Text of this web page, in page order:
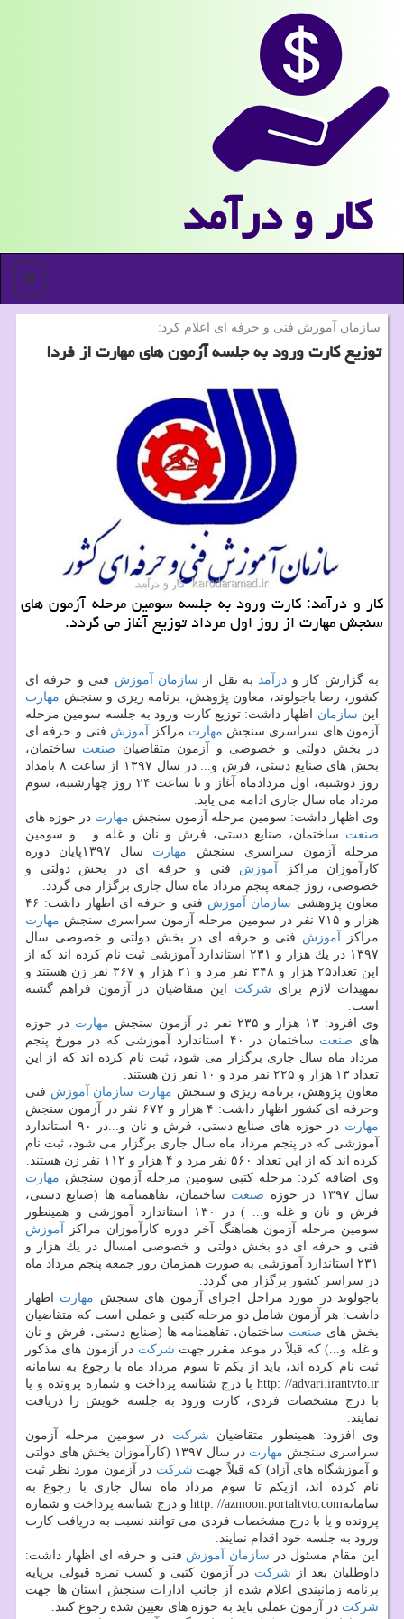
كار و درآمد
منو
سازمان آموزش فنی و حرفه ای اعلام كرد:
توزیع كارت ورود به جلسه آزمون های مهارت از فردا
كار و درآمد: كارت ورود به جلسه سومین مرحله آزمون های
سنجش مهارت از روز اول مرداد توزیع آغاز می گردد.
به گزارش كار و درآمدبه نقل از سازمان آموزش فنی و حرفه ای
كشور، رضا باجولوند، معاون پژوهش، برنامه ریزی و سنجش مهارت
این سازمان اظهار داشت: توزیع كارت ورود به جلسه سومین مرحله
آزمون های سراسری سنجش مهارت مراكز آموزش فنی و حرفه ای
در بخش دولتی و خصوصی و آزمون متقاضیان صنعت ساختمان،
بخش های صنایع دستی، فرش و... در سال ۱۳۹۷ از ساعت ۸ بامداد
روز دوشنبه، اول مردادماه آغاز و تا ساعت ۲۴ روز چهارشنبه، سوم
مرداد ماه سال جاری ادامه می یابد.
وی اظهار داشت: سومین مرحله آزمون سنجش مهارت در حوزه های
صنعت ساختمان، صنایع دستی، فرش و نان و غله و... و سومین
مرحله آزمون سراسری سنجش مهارت
سال ۱۳۹۷پایان دوره
كارآموزان مراكز
آموزش فنی و حرفه ای در بخش دولتی و
خصوصی، روز جمعه پنجم مرداد ماه سال جاری برگزار می گردد.
معاون پژوهشی سازمان آموزش
فنی و حرفه ای اظهار داشت: ۴۶
هزار و ۷۱۵ نفر در سومین مرحله آزمون سراسری سنجش
مهارت
مراكز
آموزش فنی و حرفه ای در بخش دولتی و خصوصی سال
۱۳۹۷ در یك هزار و ۲۳۱ استاندارد آموزشی ثبت نام كرده اند كه از
این تعداد۲۵ هزار و ۳۴۸ نفر مرد و ۲۱ هزار و ۳۶۷ نفر زن هستند و
تمهیدات لازم برای شركت این متقاضیان در آزمون فراهم گشته
است.
وی افزود: ۱۳ هزار و ۲۳۵ نفر در آزمون سنجش
مهارت در حوزه
های صنعت
ساختمان در ۴۰ استاندارد آموزشی كه در مورخ پنجم
مرداد ماه سال جاری برگزار می شود، ثبت نام كرده اند كه از این
تعداد ۱۳ هزار و ۲۲۵ نفر مرد و ۱۰ نفر زن هستند.
معاون پژوهش، برنامه ریزی و سنجش مهارت سازمان آموزش فنی
وحرفه ای كشور اظهار داشت: ۴ هزار و ۶۷۲ نفر در آزمون سنجش
مهارت
در حوزه های صنایع دستی، فرش و نان و...در ۹۰ استاندارد
آموزشی كه در پنجم مرداد ماه سال جاری برگزار می شود، ثبت نام
كرده اند كه از این تعداد ۵۶۰ نفر مرد و ۴ هزار و ۱۱۲ نفر زن هستند.
وی اضافه كرد: مرحله كتبی سومین مرحله آزمون سنجش مهارت
سال ۱۳۹۷ در حوزه
صنعت ساختمان، تفاهمنامه ها (صنایع دستی،
فرش و نان و غله و... ) در ۱۳۰ استاندارد آموزشی و همینطور
سومین مرحله آزمون هماهنگ آخر دوره كارآموزان مراكز
آموزش
فنی و حرفه ای دو بخش دولتی و خصوصی امسال در یك هزار و
۲۳۱ استاندارد آموزشی به صورت همزمان روز جمعه پنجم مرداد ماه
در سراسر كشور برگزار می گردد.
باجولوند در مورد مراحل اجرای آزمون های سنجش مهارت اظهار
داشت: هر آزمون شامل دو مرحله كتبی و عملی است كه متقاضیان
بخش های صنعت ساختمان، تفاهمنامه ها (صنایع دستی، فرش و نان
و غله و...) كه قبلاً در موعد مقرر جهت شركت در آزمون های مذكور
ثبت نام كرده اند، باید از یكم تا سوم مرداد ماه با رجوع به سامانه
http: //advari.irantvto.ir با درج شناسه پرداخت و شماره پرونده و یا
با درج مشخصات فردی، كارت ورود به جلسه خویش را دریافت
نمایند.
وی افزود: همینطور متقاضیان شركت در سومین مرحله آزمون
سراسری سنجش مهارت
در سال ۱۳۹۷ (كارآموزان بخش های دولتی
و آموزشگاه های آزاد) كه قبلاً جهت شركت در آزمون مورد نظر ثبت
نام كرده اند، ازیكم تا سوم مرداد ماه سال جاری با رجوع به
سامانهhttp: //azmoon.portaltvto.com و درج شناسه پرداخت و شماره
پرونده و یا با درج مشخصات فردی می توانند نسبت به دریافت كارت
ورود به جلسه خود اقدام نمایند.
این مقام مسئول در سازمان آموزش فنی و حرفه ای اظهار داشت:
داوطلبان بعد از شركت در آزمون كتبی و كسب نمره قبولی برپایه
برنامه زمانبندی اعلام شده از جانب ادارات سنجش استان ها جهت
شركت در آزمون عملی باید به حوزه های تعیین شده رجوع كنند.